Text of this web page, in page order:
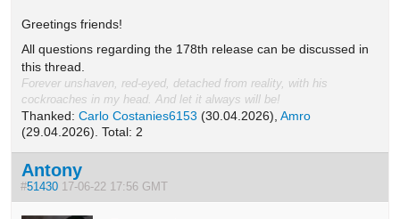
Greetings friends!
All questions regarding the 178th release can be discussed in
this thread.
Forever unshaven, red-eyed, detached from reality, with his
cockroaches in my head. And let it always will be!
Thanked:Carlo Costanies6153 (30.04.2026),Amro
(29.04.2026). Total: 2
Antony
#51430 17-06-22 17:56 GMT